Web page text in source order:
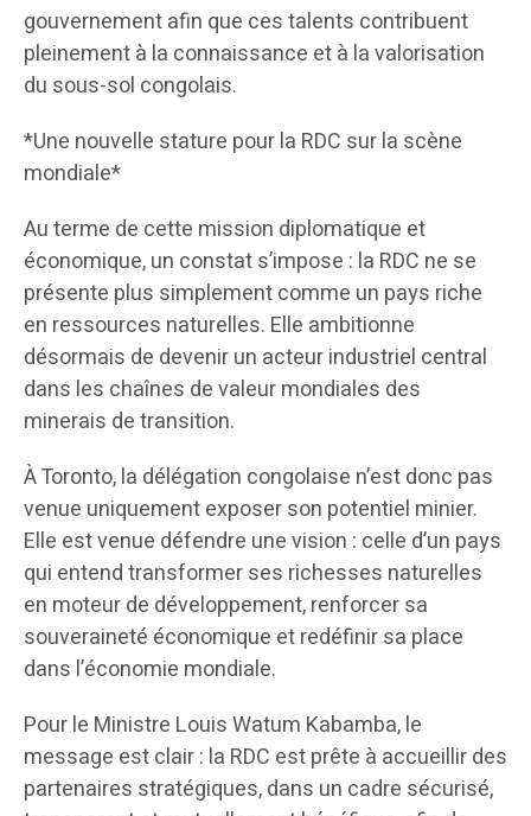
gouvernement afin que ces talents contribuent
pleinement à la connaissance et à la valorisation
du sous-sol congolais.
*Une nouvelle stature pour la RDC sur la scène
mondiale*
Au terme de cette mission diplomatique et
économique, un constat s’impose : la RDC ne se
présente plus simplement comme un pays riche
en ressources naturelles. Elle ambitionne
désormais de devenir un acteur industriel central
dans les chaînes de valeur mondiales des
minerais de transition.
À Toronto, la délégation congolaise n’est donc pas
venue uniquement exposer son potentiel minier.
Elle est venue défendre une vision : celle d’un pays
qui entend transformer ses richesses naturelles
en moteur de développement, renforcer sa
souveraineté économique et redéfinir sa place
dans l’économie mondiale.
Pour le Ministre Louis Watum Kabamba, le
message est clair : la RDC est prête à accueillir des
partenaires stratégiques, dans un cadre sécurisé,